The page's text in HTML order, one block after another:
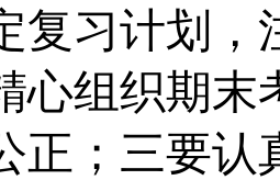
复习计划，
心组织期末
正 ； 三要认